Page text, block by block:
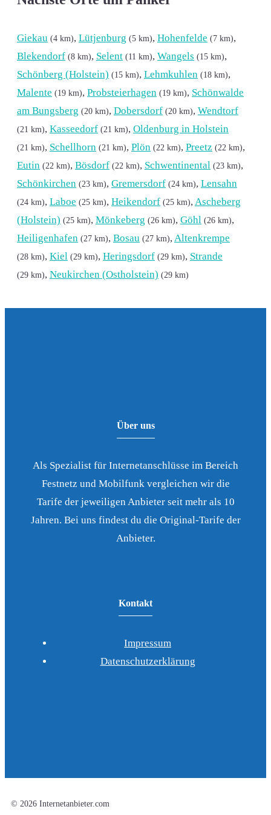
Giekau (4 km), Lütjenburg (5 km), Hohenfelde (7 km),
Blekendorf (8 km), Selent (11 km), Wangels (15 km),
Schönberg (Holstein) (15 km), Lehmkuhlen (18 km),
Malente (19 km), Probsteierhagen (19 km), Schönwalde
am Bungsberg (20 km), Dobersdorf (20 km), Wendtorf
(21 km), Kasseedorf (21 km), Oldenburg in Holstein
(21 km), Schellhorn (21 km), Plön (22 km), Preetz (22 km),
Eutin (22 km), Bösdorf (22 km), Schwentinental (23 km),
Schönkirchen (23 km), Gremersdorf (24 km), Lensahn
(24 km), Laboe (25 km), Heikendorf (25 km), Ascheberg
(Holstein) (25 km), Mönkeberg (26 km), Göhl (26 km),
Heiligenhafen (27 km), Bosau (27 km), Altenkrempe
(28 km), Kiel (29 km), Heringsdorf (29 km), Strande
(29 km), Neukirchen (Ostholstein) (29 km)
Über uns
Als Spezialist für Internetanschlüsse im Bereich
Festnetz und Mobilfunk vergleichen wir die
Tarife der jeweiligen Anbieter seit mehr als 10
Jahren. Bei uns findest du die Original-Tarife der
Anbieter.
Kontakt
Impressum
Datenschutzerklärung
© 2026 Internetanbieter.com